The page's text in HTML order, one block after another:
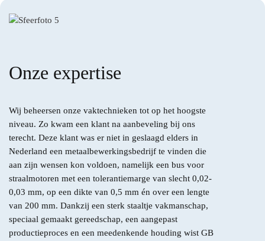
Vraag offerte aan
Onze expertise
Wij beheersen onze vaktechnieken tot op het hoogste
niveau. Zo kwam een klant na aanbeveling bij ons
terecht. Deze klant was er niet in geslaagd elders in
Nederland een metaalbewerkingsbedrijf te vinden die
aan zijn wensen kon voldoen, namelijk een bus voor
straalmotoren met een tolerantiemarge van slecht 0,02-
0,03 mm, op een dikte van 0,5 mm én over een lengte
van 200 mm. Dankzij een sterk staaltje vakmanschap,
speciaal gemaakt gereedschap, een aangepast
productieproces en een meedenkende houding wist GB